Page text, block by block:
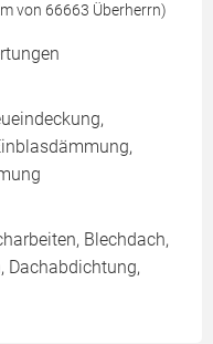
von 66663 Überherrn)
Blechdach,
Dachabdichtung,